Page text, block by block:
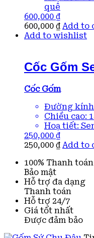
quê
600,000 ₫
600,000 ₫ Add to
Add to wishlist
Cốc Gốm
Cốc Gốm
Đường kính
Chiều cao:
Hoạ tiết:
250,000 ₫
250,000 ₫ Add to
100% Thanh toán
Bảo mật
Hỗ trợ đa dạng
Thanh toán
Hỗ trợ 24/7
Giá tốt nhất
Được đảm bảo